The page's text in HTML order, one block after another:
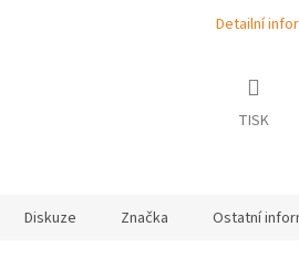
Detailní
TISK
Diskuze Značka Ostatní